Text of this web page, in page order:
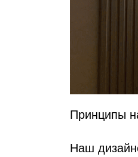
Принципы
Наш